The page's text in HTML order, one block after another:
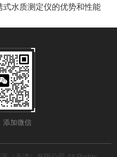
式水质测定仪的优势和性能
添加微信